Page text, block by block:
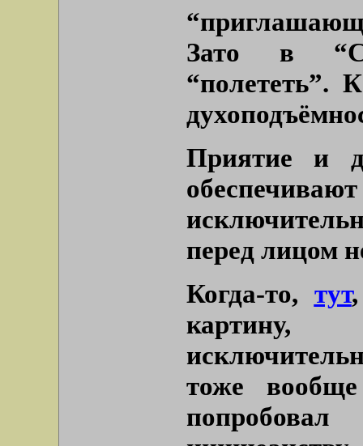
Зато в
“полететь”.
Приятие и
перед лицом
Когда-то, тут
тоже